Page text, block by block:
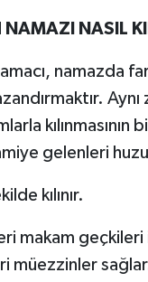
NAMAZI NASIL
amacı, namazda
Aynı
gelenleri
kılınır.
makam
müezzinler